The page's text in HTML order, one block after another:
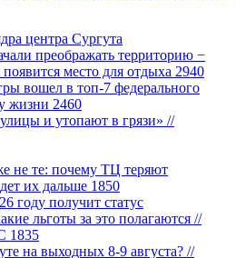
центра Сургута
преображать территорию −
место для отдыха 2940
вошел в топ-7 федерального
жизни 2460
и утопают в грязи» //
не те: почему ТЦ теряют
их дальше 1850
году получит статус
льготы за это полагаются //
1835
на выходных 8-9 августа? //